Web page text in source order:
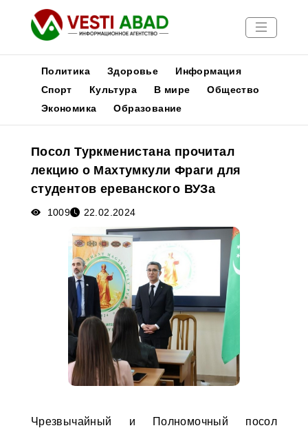
Новости
Медиа
Афиша
Политика Здоровье
Информация
Спорт
Культура В мире
Общество
Экономика
Образование
Посол Туркменистана прочитал
лекцию о Махтумкули Фраги для
студентов ереванского ВУЗа
1009 22.02.2024
Чрезвычайный и Полномочный посол